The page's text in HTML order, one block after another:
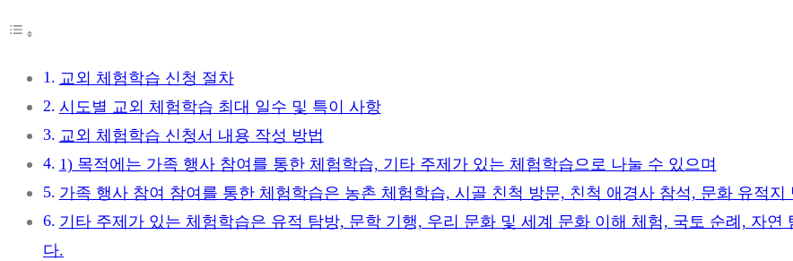
교외 체험학습 신청 절차
시도별 교외 체험학습 최대 일수 및 특이 사항
교외 체험학습 신청서 내용 작성 방법
1) 목적에는 가족 행사 참여를 통한 체험학습, 기타 주제가 있는 체험학습으로 나눌 수 있으며
가족 행사 참여 참여를 통한 체험학습은 농촌 체험학습, 시골 친척 방문, 친척 애경사 참석, 문화 유적
기타 주제가 있는 체험학습은 유적 탐방, 문학 기행, 우리 문화 및 세계 문화 이해 체험, 국토 순례, 자
다.